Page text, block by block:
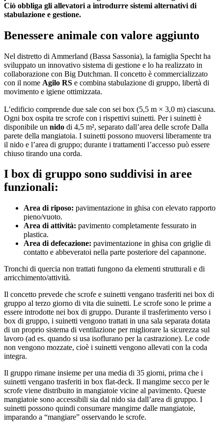
Ciò obbliga gli allevatori a introdurre sistemi alternativi di
stabulazione e gestione.
Benessere animale con valore aggiunto
Nel distretto di Ammerland (Bassa Sassonia), la famiglia Specht ha
sviluppato un innovativo sistema di gestione e lo ha realizzato in
collaborazione con Big Dutchman. Il concetto è commercializzato
con il nome Agilo RS e combina stabulazione di gruppo, libertà di
movimento e igiene ottimizzata.
L’edificio comprende due sale con sei box (5,5 m × 3,0 m) ciascuna.
Ogni box ospita tre scrofe con i rispettivi suinetti. Per i suinetti è
disponibile un nido di 4,5 m², separato dall’area delle scrofe Dalla
parete della mangiatoia. I suinetti possono muoversi liberamente tra
il nido e l’area di gruppo; durante i trattamenti l’accesso può essere
chiuso tirando una corda.
I box di gruppo sono suddivisi in aree
funzionali:
Area di riposo: pavimentazione in ghisa con elevato rapporto
pieno/vuoto.
Area di attività: pavimento completamente fessurato in
plastica.
Area di defecazione: pavimentazione in ghisa con griglie di
contatto e abbeveratoi nella parte posteriore del capannone.
Tronchi di quercia non trattati fungono da elementi strutturali e di
arricchimento/attività.
Il concetto prevede che scrofe e suinetti vengano trasferiti nei box di
gruppo al terzo giorno di vita die suinetti. Le scrofe sono le prime a
essere introdotte nei box di gruppo. Durante il trasferimento verso i
box di gruppo, i suinetti vengono trattati in una sala separata dotata
di un proprio sistema di ventilazione per migliorare la sicurezza sul
lavoro (ad es. quando si usa isoflurano per la castrazione). Le code
non vengono mozzate, cioè i suinetti vengono allevati con la coda
integra.
Il gruppo rimane insieme per una media di 35 giorni, prima che i
suinetti vengano trasferiti in box flat-deck. Il mangime secco per le
scrofe viene distribuito in mangiatoie vicine al pavimento. Queste
mangiatoie sono accessibili sia dal nido sia dall’area di gruppo. I
suinetti possono quindi consumare mangime dalle mangiatoie,
imparando a “mangiare” osservando le scrofe.